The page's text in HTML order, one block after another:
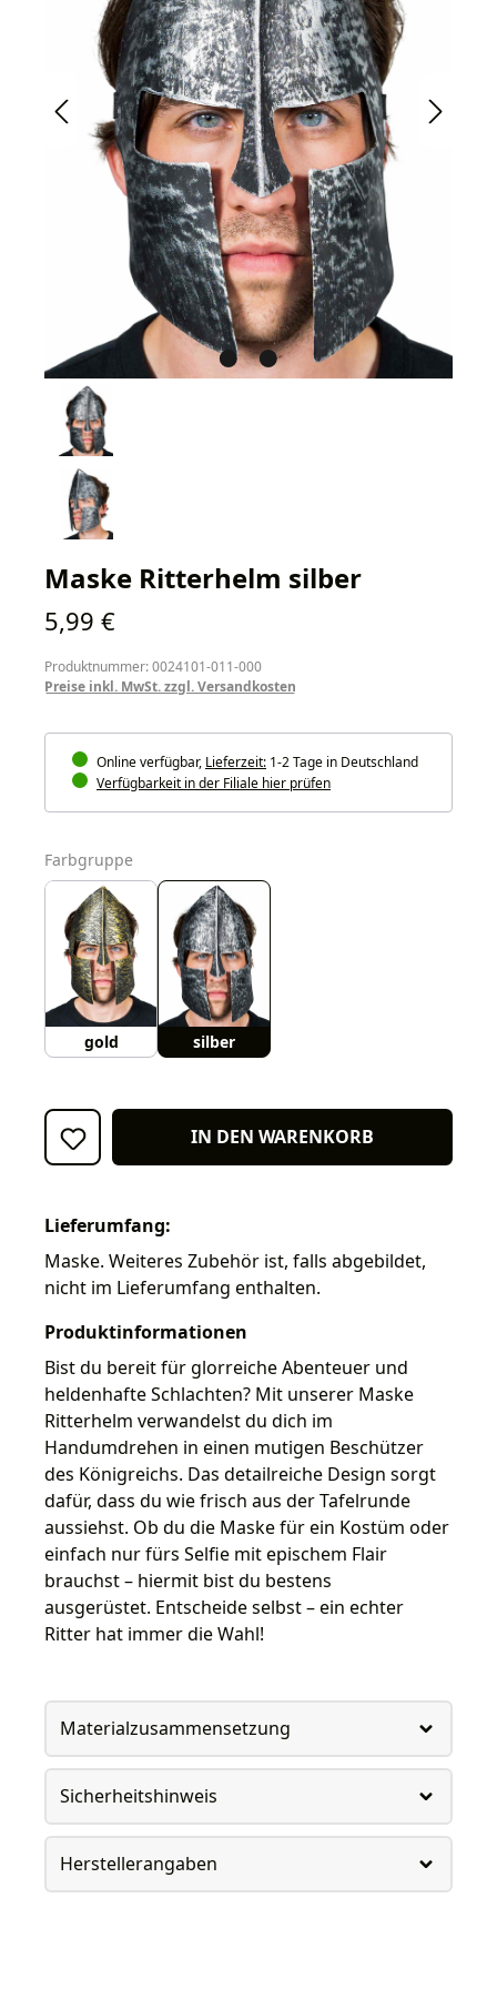
Maske Ritterhelm silber
Regulärer Preis:
5,99 €
Produktnummer: 0024101-011-000
Preise inkl. MwSt. zzgl. Versandkosten
Online verfügbar, Lieferzeit: 1-2 Tage in Deutschland
Verfügbarkeit in der Filiale hier prüfen
Farbgruppe
gold silber
IN DEN WARENKORB
Lieferumfang:
Maske. Weiteres Zubehör ist, falls abgebildet,
nicht im Lieferumfang enthalten.
Produktinformationen
Bist du bereit für glorreiche Abenteuer und
heldenhafte Schlachten? Mit unserer Maske
Ritterhelm verwandelst du dich im
Handumdrehen in einen mutigen Beschützer
des Königreichs. Das detailreiche Design sorgt
dafür, dass du wie frisch aus der Tafelrunde
aussiehst. Ob du die Maske für ein Kostüm oder
einfach nur fürs Selfie mit epischem Flair
brauchst – hiermit bist du bestens
ausgerüstet. Entscheide selbst – ein echter
Ritter hat immer die Wahl!
Materialzusammensetzung
Sicherheitshinweis
Herstellerangaben